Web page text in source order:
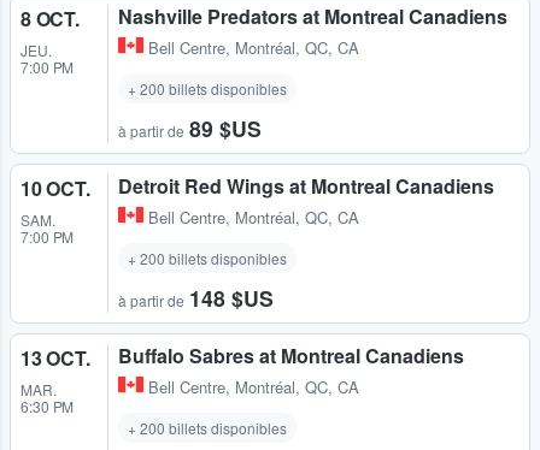
8 OCT.
JEU.
7:00 PM
Nashville Predators at Montreal Canadiens
Bell Centre, Montréal, QC, CA
+ 200 billets disponibles
à partir de 89 $US
10 OCT.
SAM.
7:00 PM
Detroit Red Wings at Montreal Canadiens
Bell Centre, Montréal, QC, CA
+ 200 billets disponibles
à partir de 148 $US
13 OCT.
MAR.
6:30 PM
Buffalo Sabres at Montreal Canadiens
Bell Centre, Montréal, QC, CA
+ 200 billets disponibles